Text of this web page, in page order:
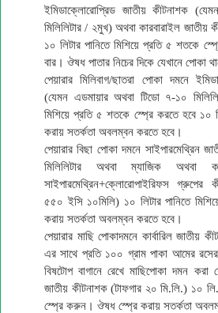
ইমিডাক্লোরোপ্রিড জাতীয় কীটনাশক
মিলিলিটার / ২মুখ) অথবা কারবারাইল জাতীয়
১০ লিটার পানিতে মিশিয়ে প্রতি ৫ শতকে
বার। ঔষধ পাতার নিচের দিকে যেখানে পোকা
পেয়ারার মিলিবাগ/ছাতরা পোকা দমনে
(যেমন এডমায়ার অথবা টিডো ৭-১০
মিশিয়ে প্রতি ৫ শতকে স্প্রে করতে হবে
করায় সতর্কতা অবলম্বন করতে হবে।
পেয়ারার বিছা পোকা দমনে সাইপারমেথ্রিন
মিলিলিটার অথবা ম্যাজিক অথবা
সাইপারমেথ্রিন+ক্লোরোপাইরিফস গ্রুপের
৫৫০ ইসি ১০মিলি) ১০ লিটার পানিতে
করায় সতর্কতা অবলম্বন করতে হবে।
পেয়ারার মাছি পোকাদমনে কার্বারিল
এর সাথে প্রতি ১০০ গ্রাম পাকা আমের রসের
বিষটোপ বাগানে রেখে মাছিপোকা দমন করা
জাতীয় কীটনাশক (টাফগার ২০ মি.লি.) ১০ লি.
স্প্রে করুন। ঔষধ স্প্রে করায় সতর্কতা